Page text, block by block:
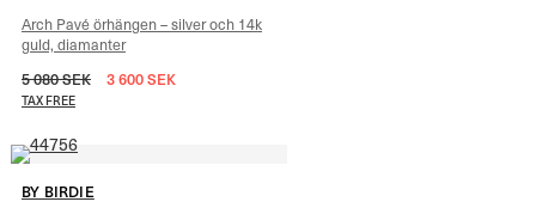
Arch Pavé örhängen – silver och 14k
guld, diamanter
5 080SEK 3 600SEK
TAX FREE
BY BIRDIE